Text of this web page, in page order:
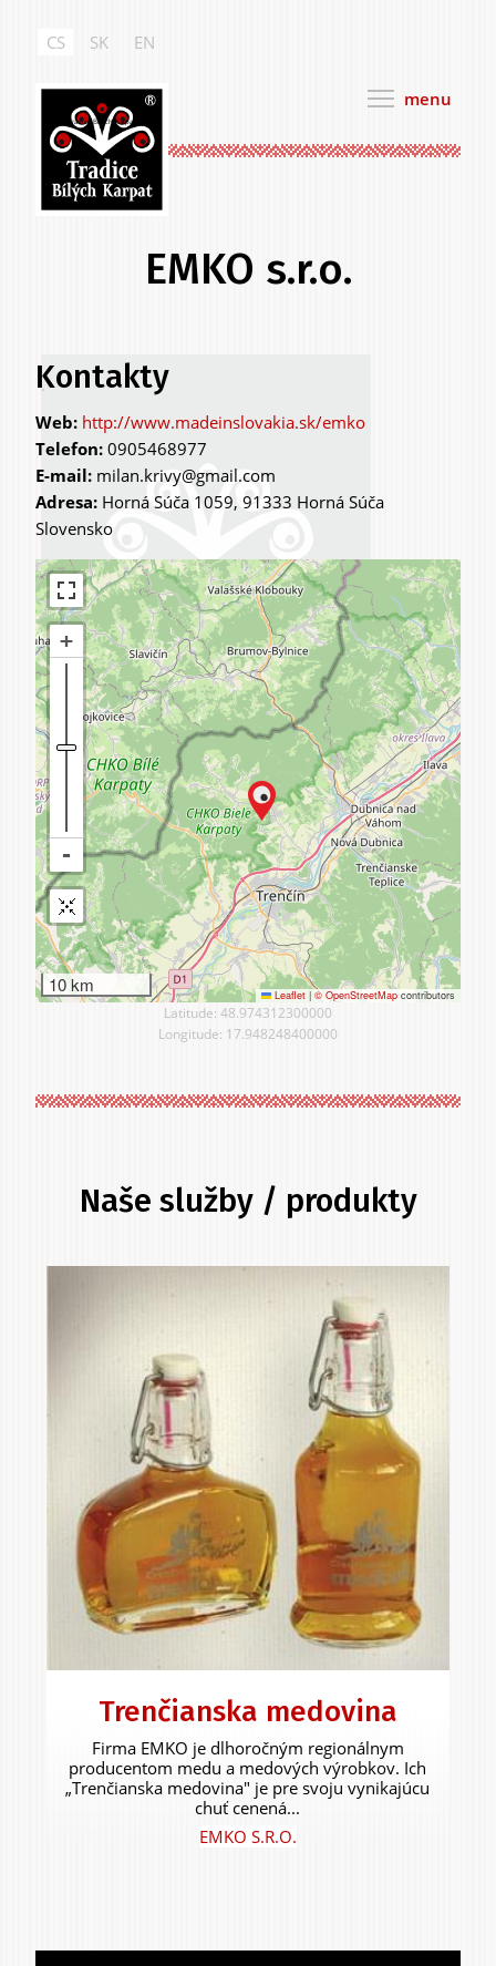
obsahu
Tradice Bílých Karpat
menu
CS SK EN
EMKO s.r.o.
Hlavní
záložky
.
Kontakty
http://www.madeinslovakia.sk/emko
Telefon: 0905468977
E-mail: milan.krivy@gmail.com
Adresa: Horná Súča 1059, 91333 Horná Súča
Slovensko
10 km Leaflet | © OpenStreetMap contributors
Latitude: 48.974312300000
Longitude: 17.948248400000
Naše služby / produkty
Trenčianska medovina
Firma EMKO je dlhoročným regionálnym
producentom medu a medových výrobkov. Ich
„Trenčianska medovina" je pre svoju vynikajúcu
chuť cenená...
EMKO S.R.O.